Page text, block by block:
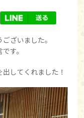
ざいました。
す。
してくれました！